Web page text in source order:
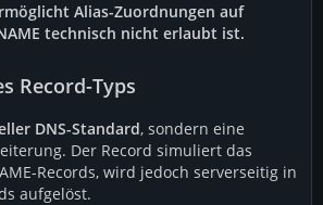
Alias-Zuordnungen auf
technisch nicht erlaubt ist.
Record-Typs
DNS-Standard, sondern eine
Der Record simuliert das
Records, wird jedoch serverseitig in
aufgelöst.